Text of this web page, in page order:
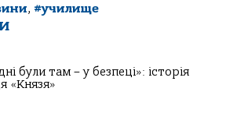
, #училище
були там – у безпеці»: історія
«Князя»